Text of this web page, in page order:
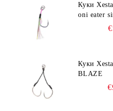
Куки
oni eater
Куки
BLAZE